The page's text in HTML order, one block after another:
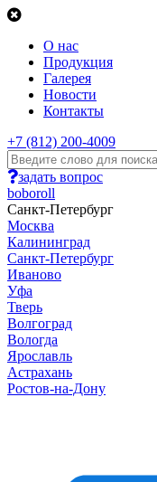
О нас
Продукция
Галерея
Новости
Контакты
+7 (812) 200-4009
задать вопрос
boboroll
Санкт-Петербург
Москва
Калининград
Санкт-Петербург
Иваново
Уфа
Тверь
Волгоград
Вологда
Ярославль
Астрахань
Ростов-на-Дону